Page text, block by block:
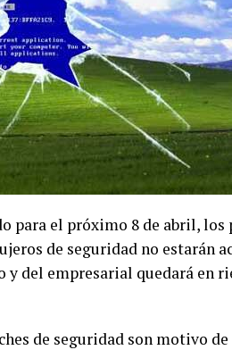
para el próximo 8 de abril, los
de seguridad no estarán
del empresarial quedará en
de seguridad son motivo